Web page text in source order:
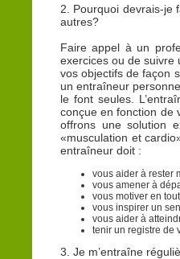
2. Pourquoi devrais-je
autres?
Faire appel à un
exercices ou de suivre
vos objectifs de façon
un entraîneur
le font seules.
conçue en fonction de
offrons une solution
«musculation et
entraîneur doit :
vous aider à rester
vous amener à
vous motiver en
vous inspirer un
vous aider à
tenir un registre de
3. Je m’entraîne